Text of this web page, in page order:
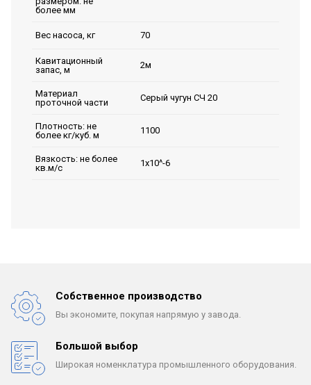
более мм
Вес насоса, кг 70
Кавитационный
запас, м
2м
Материал
проточной части
Серый чугун СЧ 20
Плотность: не
более кг/куб. м
1100
Вязкость: не более
кв.м/с
1х10^-6
Собственное производство
Вы экономите, покупая напрямую у завода.
Большой выбор
Широкая номенклатура промышленного оборудования.